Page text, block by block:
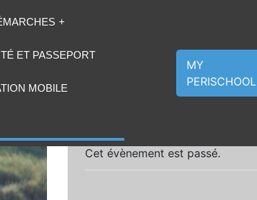
ET PASSEPORT
MOBILE
MY
PERISCHOOL
Cet évènement est passé.